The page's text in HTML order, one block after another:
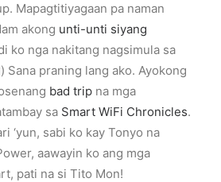
Mapagtitiyagaan pa naman
akong unti-unti siyang
ko nga nakitang nagsimula sa
Sana praning lang ako. Ayokong
bad trip na mga
sa Smart WiFi Chronicles.
‘yun, sabi ko kay Tonyo na
aawayin ko ang mga
pati na si Tito Mon!